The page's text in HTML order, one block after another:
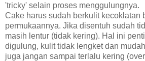
'tricky' selain proses menggulungnya.
Cake harus sudah berkulit kecoklatan
permukaannya. Jika disentuh sudah
masih lentur (tidak kering). Hal ini
digulung, kulit tidak lengket dan
juga jangan sampai terlalu kering